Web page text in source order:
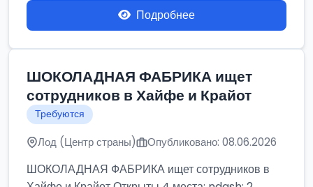
Подробнее
ШОКОЛАДНАЯ ФАБРИКА ищет
сотрудников в Хайфе и Крайот
Требуются
Лод (Центр страны) Опубликовано: 08.06.2026
ШОКОЛАДНАЯ ФАБРИКА ищет сотрудников в